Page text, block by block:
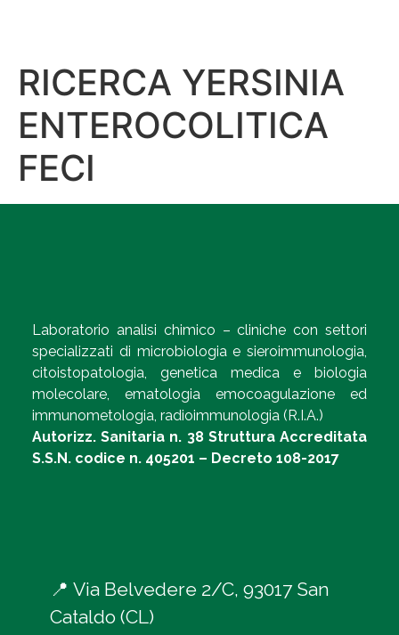
RICERCA YERSINIA
ENTEROCOLITICA
FECI
Laboratorio analisi chimico – cliniche con settori
specializzati di microbiologia e sieroimmunologia,
citoistopatologia, genetica medica e biologia
molecolare, ematologia emocoagulazione ed
immunometologia, radioimmunologia (R.I.A.)
Autorizz. Sanitaria n. 38 Struttura Accreditata
S.S.N. codice n. 405201 – Decreto 108-2017
📍 Via Belvedere 2/C, 93017 San
Cataldo (CL)